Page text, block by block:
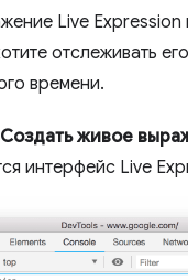
Live Expression
отслеживать
времени.
живое
интерфейс Live